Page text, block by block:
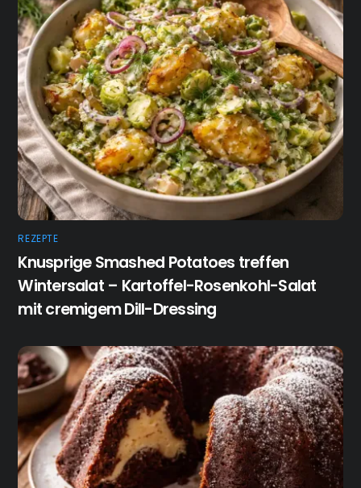
REZEPTE
Knusprige Smashed Potatoes treffen
Wintersalat – Kartoffel-Rosenkohl-Salat
mit cremigem Dill-Dressing